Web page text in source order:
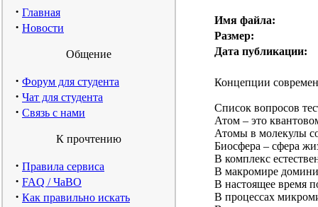
· Главная
· Новости
Общение
· Форум для студента
· Чат для студента
· Связь с нами
К прочтению
· Правила сервиса
· FAQ / ЧаВО
· Как правильно искать
Имя файла:
Размер:
Дата публикации:
Концепции
Список вопросов
Атом – это
Атомы в молекулы
Биосфера – сфера
В комплекс
В макромире
В настоящее время
В процессах